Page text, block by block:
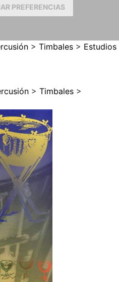
PREFERENCIAS
> Timbales > Estudios
> Timbales >